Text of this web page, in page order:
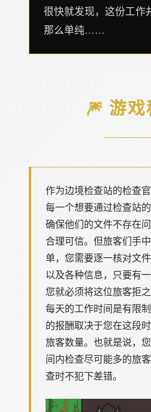
很快就发现，这份工作
那么单纯……
🎆 游
作为边境检查站的检查
每一个想要通过检查站的
确保他们的文件不存在
合理可信。但旅客们手
单，您需要逐一核对文
以及各种信息，只要有
您就必须将这位旅客拒
每天的工作时间是有限
的报酬取决于您在这段
旅客数量。也就是说，
间内检查尽可能多的旅
查时不犯下差错。